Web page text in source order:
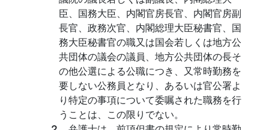
臣、国務大臣、内閣官房長官、内閣官房副
長官、政務次官、内閣総理大臣秘書官、国
務大臣秘書官の職又は国会若しくは地方公
共団体の議会の議員、地方公共団体の長そ
の他公選による公職につき、又常時勤務を
要しない公務員となり、あるいは官公署よ
り特定の事項について委嘱された職務を行
うことは、この限りでない。